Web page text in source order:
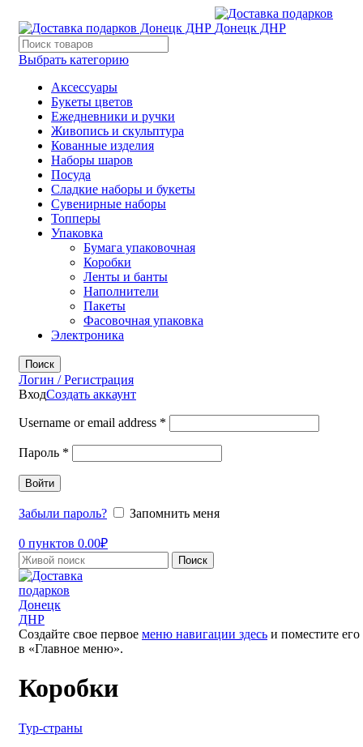
Выбрать категорию
Аксессуары
Букеты цветов
Ежедневники и ручки
Живопись и скульптура
Кованные изделия
Наборы шаров
Посуда
Сладкие наборы и букеты
Сувенирные наборы
Топперы
Упаковка
Бумага упаковочная
Коробки
Ленты и банты
Наполнители
Пакеты
Фасовочная упаковка
Электроника
Поиск
Логин / Регистрация
ВходСоздать аккаунт
Username or email address *
Пароль *
Войти
Забыли пароль? Запомнить меня
0 пунктов 0.00₽
Поиск
Создайте свое первое меню навигации здесь и поместите его
в «Главное меню».
Коробки
Тур-страны